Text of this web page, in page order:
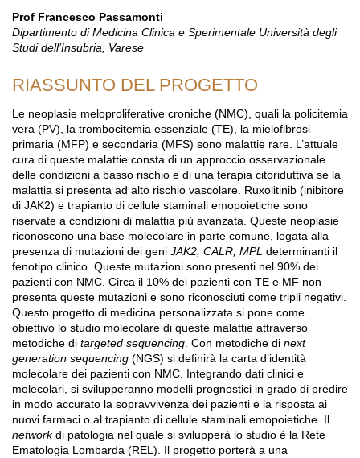
Prof Francesco Passamonti
Dipartimento di Medicina Clinica e Sperimentale Università degli
Studi dell’Insubria, Varese
RIASSUNTO DEL PROGETTO
Le neoplasie meloproliferative croniche (NMC), quali la policitemia
vera (PV), la trombocitemia essenziale (TE), la mielofibrosi
primaria (MFP) e secondaria (MFS) sono malattie rare. L’attuale
cura di queste malattie consta di un approccio osservazionale
delle condizioni a basso rischio e di una terapia citoriduttiva se la
malattia si presenta ad alto rischio vascolare. Ruxolitinib (inibitore
di JAK2) e trapianto di cellule staminali emopoietiche sono
riservate a condizioni di malattia più avanzata. Queste neoplasie
riconoscono una base molecolare in parte comune, legata alla
presenza di mutazioni dei geni JAK2, CALR, MPL determinanti il
fenotipo clinico. Queste mutazioni sono presenti nel 90% dei
pazienti con NMC. Circa il 10% dei pazienti con TE e MF non
presenta queste mutazioni e sono riconosciuti come tripli negativi.
Questo progetto di medicina personalizzata si pone come
obiettivo lo studio molecolare di queste malattie attraverso
metodiche di targeted sequencing. Con metodiche di next
generation sequencing (NGS) si definirà la carta d’identità
molecolare dei pazienti con NMC. Integrando dati clinici e
molecolari, si svilupperanno modelli prognostici in grado di predire
in modo accurato la sopravvivenza dei pazienti e la risposta ai
nuovi farmaci o al trapianto di cellule staminali emopoietiche. Il
networkdi patologia nel quale si svilupperà lo studio è la Rete
Ematologia Lombarda (REL). Il progetto porterà a una